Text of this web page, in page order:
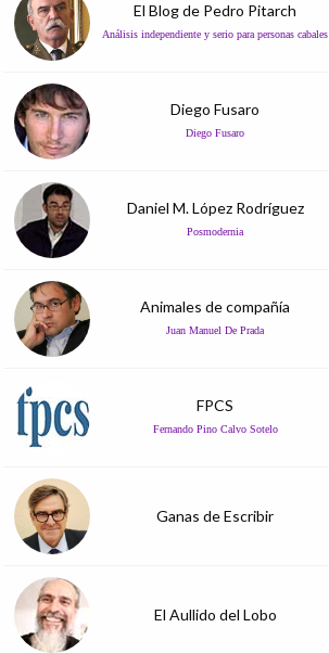
El Blog de Pedro Pitarch
Análisis independiente y serio para personas cabales
Diego Fusaro
Diego Fusaro
Daniel M. López Rodríguez
Posmodernia
Animales de compañía
Juan Manuel De Prada
FPCS
Fernando Pino Calvo Sotelo
Ganas de Escribir
El Aullido del Lobo